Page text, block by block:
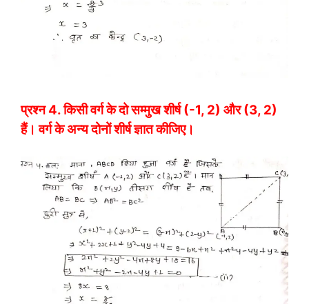
प्रश्न 4.किसी वर्ग के दो सम्मुख शीर्ष (-1, 2) और (3, 2)
हैं। वर्ग के अन्य दोनों शीर्ष ज्ञात कीजिए।